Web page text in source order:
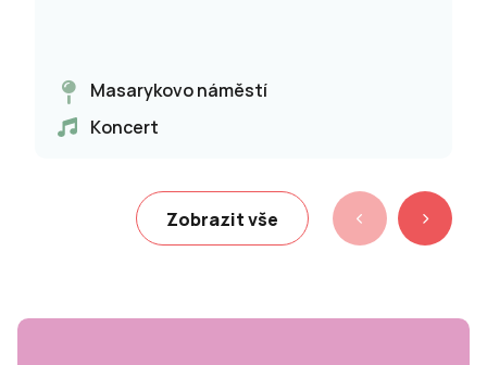
Masarykovo náměstí
Koncert
Zobrazit vše